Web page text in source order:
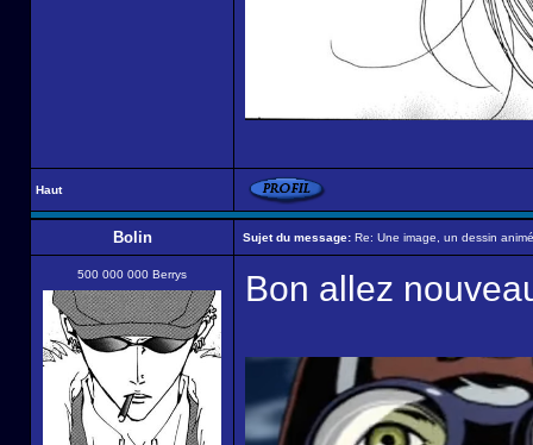
Haut
Bolin Sujet du message: Re: Une image, un dessin
500 000 000 Berrys Bon allez